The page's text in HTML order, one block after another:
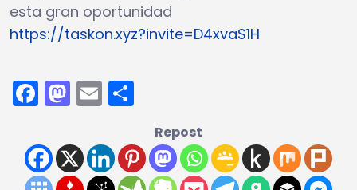
esta gran oportunidad
https://taskon.xyz?invite=D4xvaS1H
Facebook
Mastodon
Email
Repost